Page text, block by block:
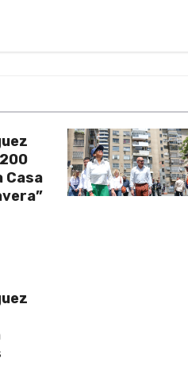
Casa